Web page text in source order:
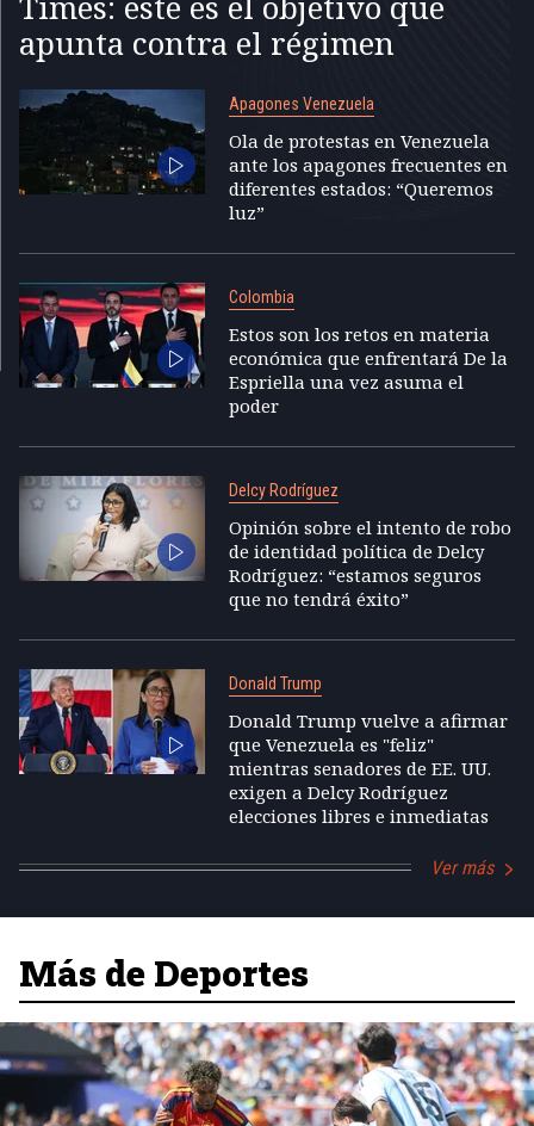
apunta contra el régimen
Apagones Venezuela
Ola de protestas en Venezuela
ante los apagones frecuentes en
diferentes estados: “Queremos
luz”
Colombia
Estos son los retos en materia
económica que enfrentará De la
Espriella una vez asuma el
poder
Delcy Rodríguez
Opinión sobre el intento de robo
de identidad política de Delcy
Rodríguez: “estamos seguros
que no tendrá éxito”
Donald Trump
Donald Trump vuelve a afirmar
que Venezuela es "feliz"
mientras senadores de EE. UU.
exigen a Delcy Rodríguez
elecciones libres e inmediatas
Ver más
Más de Deportes